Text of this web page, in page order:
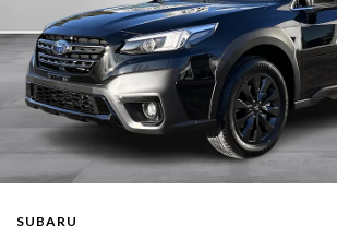
SUBARU